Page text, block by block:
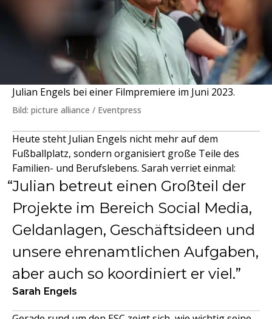
Julian Engels bei einer Filmpremiere im Juni 2023.
Bild: picture alliance / Eventpress
Heute steht Julian Engels nicht mehr auf dem
Fußballplatz, sondern organisiert große Teile des
Familien- und Berufslebens. Sarah verriet einmal:
Julian betreut einen Großteil der
Projekte im Bereich Social Media,
Geldanlagen, Geschäftsideen und
unsere ehrenamtlichen Aufgaben,
aber auch so koordiniert er viel.
Sarah Engels